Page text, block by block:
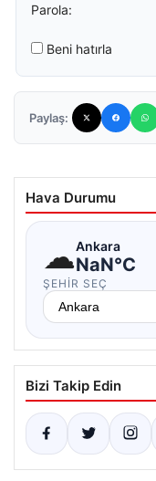
Parola:
Beni hatırla
Paylaş:
Hava Durumu
☁Ankara
NaN°C
ŞEHIR SEÇ
Bizi Takip Edin